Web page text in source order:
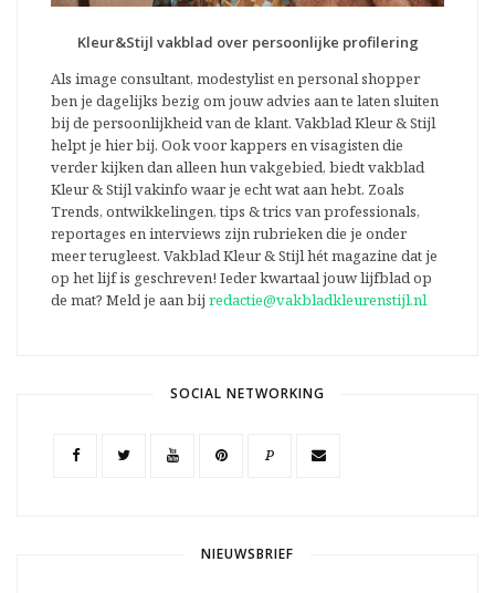
Kleur&Stijl vakblad over persoonlijke profilering
Als image consultant, modestylist en personal shopper
ben je dagelijks bezig om jouw advies aan te laten sluiten
bij de persoonlijkheid van de klant. Vakblad Kleur & Stijl
helpt je hier bij. Ook voor kappers en visagisten die
verder kijken dan alleen hun vakgebied, biedt vakblad
Kleur & Stijl vakinfo waar je echt wat aan hebt. Zoals
Trends, ontwikkelingen, tips & trics van professionals,
reportages en interviews zijn rubrieken die je onder
meer terugleest. Vakblad Kleur & Stijl hét magazine dat je
op het lijf is geschreven! Ieder kwartaal jouw lijfblad op
de mat? Meld je aan bij redactie@vakbladkleurenstijl.nl
SOCIAL NETWORKING
P
NIEUWSBRIEF